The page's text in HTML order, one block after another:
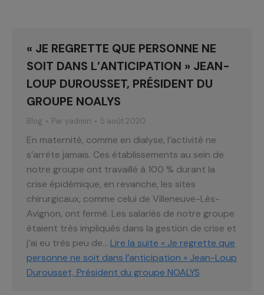
« JE REGRETTE QUE PERSONNE NE
SOIT DANS L’ANTICIPATION » JEAN-
LOUP DUROUSSET, PRÉSIDENT DU
GROUPE NOALYS
Blog Par yadmin 5 août 2020
En maternité, comme en dialyse, l’activité ne
s’arrête jamais. Ces établissements au sein de
notre groupe ont travaillé à 100 % durant la
crise épidémique, en revanche, les sites
chirurgicaux, comme celui de Villeneuve-Lès-
Avignon, ont fermé. Les salariés de notre groupe
étaient très impliqués dans la gestion de crise et
j’ai eu très peu de… Lire la suite « Je regrette que
personne ne soit dans l’anticipation » Jean-Loup
Durousset, Président du groupe NOALYS